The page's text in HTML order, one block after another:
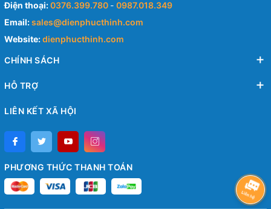
Điện thoại:0376.399.780 - 0987.018.349
Email:sales@dienphucthinh.com
Website:dienphucthinh.com
CHÍNH SÁCH
HỖ TRỢ
LIÊN KẾT XÃ HỘI
PHƯƠNG THỨC THANH TOÁN